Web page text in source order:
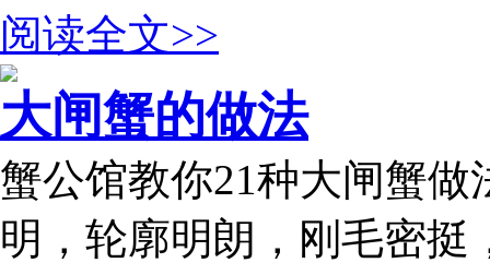
阅读全文>>
大闸蟹的做法
蟹公馆教你21种大闸蟹
明，轮廓明朗，刚毛密